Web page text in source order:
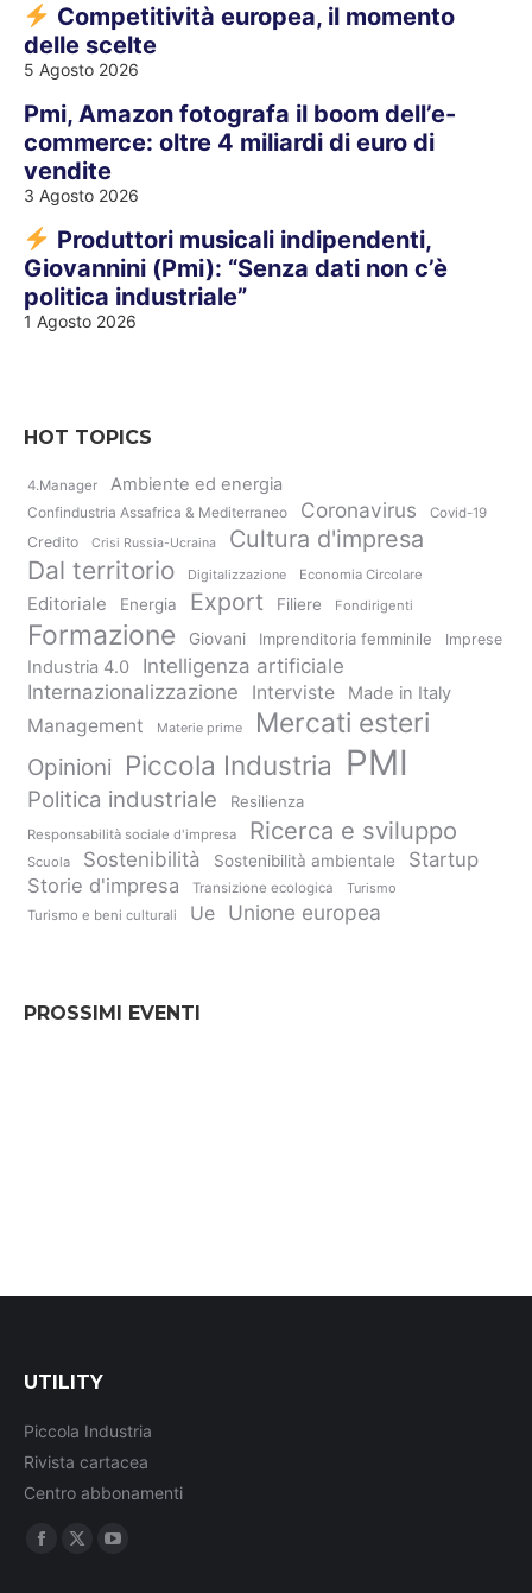
Competitività europea, il momento
delle scelte
5 Agosto 2026
Pmi, Amazon fotografa il boom dell’e-
commerce: oltre 4 miliardi di euro di
vendite
3 Agosto 2026
Produttori musicali indipendenti,
Giovannini (Pmi): “Senza dati non c’è
politica industriale”
1 Agosto 2026
HOT TOPICS
4.Manager Ambiente ed energia
Confindustria Assafrica & Mediterraneo Coronavirus Covid-19
Credito Crisi Russia-Ucraina Cultura d'impresa
Dal territorio Digitalizzazione Economia Circolare
Editoriale Energia Export Filiere Fondirigenti
Formazione Giovani Imprenditoria femminile Imprese
Industria 4.0
Intelligenza artificiale
Internazionalizzazione
Interviste Made in Italy
Management Materie prime Mercati esteri
Opinioni Piccola Industria PMI
Politica industriale Resilienza
Responsabilità sociale d'impresa Ricerca e sviluppo
Scuola Sostenibilità Sostenibilità ambientale
Startup
Storie d'impresa
Transizione ecologica
Turismo
Turismo e beni culturali
Ue Unione europea
PROSSIMI EVENTI
UTILITY
Piccola Industria
Rivista cartacea
Centro abbonamenti
Ci puoi trovare su:
Facebook
X